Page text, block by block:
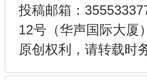
投稿邮箱：
12号（华声国际大厦
原创权利，请转载时
揭开“小金库”的免责幌子